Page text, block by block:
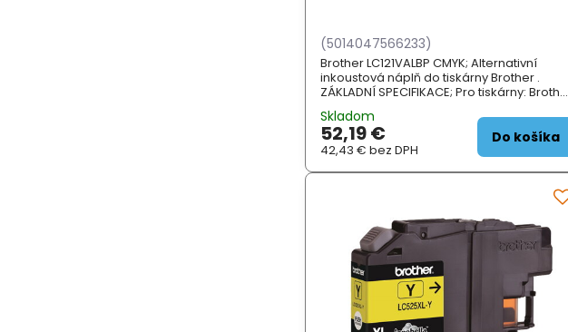
(5014047566233)
Brother LC121VALBP CMYK; Alternativní
inkoustová náplň do tiskárny Brother .
ZÁKLADNÍ SPECIFIKACE; Pro tiskárny: Brother
DCPJ552DW, DCPJ752DW,...
Skladom
52,19 €
42,43 €bez DPH
Do košíka